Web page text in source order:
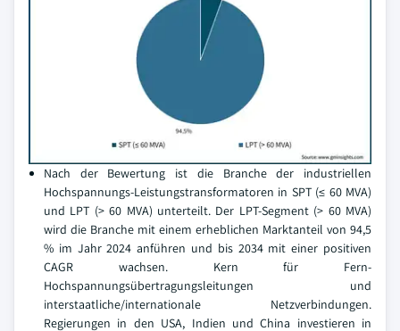
Nach der Bewertung ist die Branche der industriellen
Hochspannungs-Leistungstransformatoren in SPT (≤ 60 MVA)
und LPT (> 60 MVA) unterteilt. Der LPT-Segment (> 60 MVA)
wird die Branche mit einem erheblichen Marktanteil von 94,5
% im Jahr 2024 anführen und bis 2034 mit einer positiven
CAGR wachsen. Kern für Fern-
Hochspannungsübertragungsleitungen und
interstaatliche/internationale Netzverbindungen.
Regierungen in den USA, Indien und China investieren in